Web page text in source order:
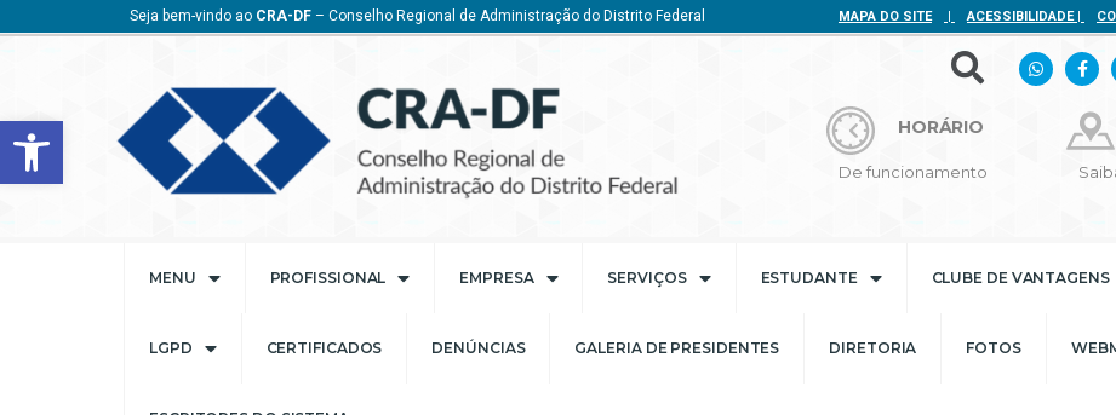
Barra de Ferramentas Aberta
Seja bem-vindo ao CRA-DF – Conselho Regional de Administração do Distrito Federal MAPA DO SITE | ACESSIBILIDADE|
HORÁRIO
De funcionamento
MENU PROFISSIONAL EMPRESA SERVIÇOS ESTUDANTE CLUBE DE VANTAGENS
LGPD CERTIFICADOS DENÚNCIAS GALERIA DE PRESIDENTES DIRETORIA FOTOS